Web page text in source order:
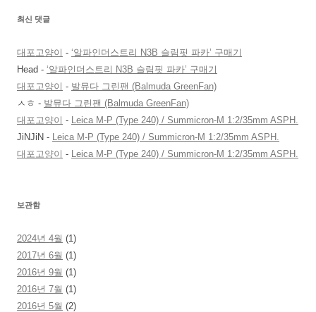
최신 댓글
대포고양이 - ‘알파인더스트리 N3B 슬림핏 파카’ 구매기
Head - ‘알파인더스트리 N3B 슬림핏 파카’ 구매기
대포고양이 - 발뮤다 그린팬 (Balmuda GreenFan)
ㅅㅎ - 발뮤다 그린팬 (Balmuda GreenFan)
대포고양이 -
Leica M-P (Type 240) / Summicron-M 1:2/35mm ASPH.
JiNJiN -
Leica M-P (Type 240) / Summicron-M 1:2/35mm ASPH.
대포고양이 - Leica M-P (Type 240) / Summicron-M 1:2/35mm ASPH.
보관함
2024년 4월 (1)
2017년 6월 (1)
2016년 9월 (1)
2016년 7월 (1)
2016년 5월 (2)